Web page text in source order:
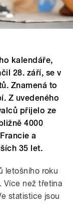
kalendáře,
28. září, se v
Znamená to
Z uvedeného
přijelo ze
4000
a
35 let.
letošního roku
Více než třetina
statistice jsou